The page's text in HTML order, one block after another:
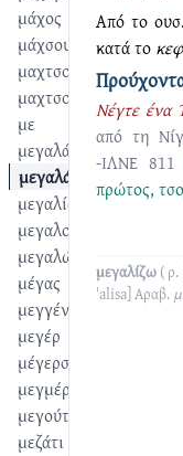
μάχος
μάχσους
μαχτσούμι
μαχτσουμόκκο
με
μεγαλάνος
μεγαλάς
μεγαλίζω
μεγαλοσύνη
μεγαλώνα
μέγας
μεγγένη
μεγέρ
μέγερσεμ
μεγμέρ
μεγούτσικος
μεζάτι
Aπό το ουσ.
κατά το
Νέγτε ένα
από τη
-ΙΛΝΕ 811
πρώτος,
μεγαλίζω (
ˈalisa] Αραβ.